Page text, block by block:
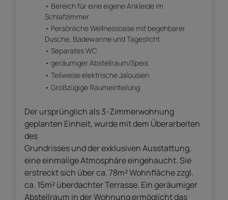
Bereich für eine eigene Ankleide im
Schlafzimmer
Persönliche Wellnessoase mit begehbarer
Dusche, Badewanne und Tageslicht
Separates WC
geräumiger Abstellraum/Speis
Teilweise elektrische Jalousien
Großzügige Raumeinteilung
Der ursprünglich als 3-Zimmerwohnung
geplanten Einheit, wurde mit dem Überarbeiten
des
Grundrisses und der exklusiven Ausstattung,
eine einmalige Atmosphäre eingehaucht. Sie
erstreckt sich über ca. 78m² Wohnfläche zzgl.
ca. 15m² überdachter Terrasse. Ein geräumiger
Abstellraum in der Wohnung ermöglicht das